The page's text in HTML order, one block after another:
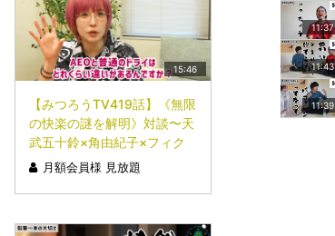
15:46
【みつろうTV419話】《無限
の快楽の謎を解明》対談〜天
武五十鈴×角由紀子×フィク
サー〜②
月額会員様 見放題
11:37
11:43
11:39